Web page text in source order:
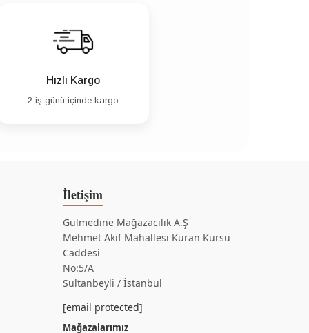
Hızlı Kargo
2 iş günü içinde kargo
İletişim
Gülmedine Mağazacılık A.Ş
Mehmet Akif Mahallesi Kuran Kursu
Caddesi
No:5/A
Sultanbeyli / İstanbul
[email protected]
Mağazalarımız